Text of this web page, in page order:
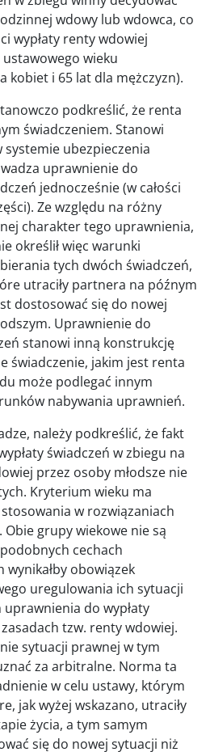
wdowy lub wdowca, co
wypłaty renty wdowiej
wieku
kobiet i 65 lat dla mężczyzn).
podkreślić, że renta
świadczeniem. Stanowi
ubezpieczenia
uprawnienie do
jednocześnie (w całości
Ze względu na różny
charakter tego uprawnienia,
określił więc warunki
tych dwóch świadczeń,
utraciły partnera na późnym
dostosować się do nowej
Uprawnienie do
stanowi inną konstrukcję
świadczenie, jakim jest renta
może podlegać innym
nabywania uprawnień.
należy podkreślić, że fakt
świadczeń w zbiegu na
przez osoby młodsze nie
Kryterium wieku ma
w rozwiązaniach
grupy wiekowe nie są
cechach
obowiązek
uregulowania ich sytuacji
do wypłaty
tzw. renty wdowiej.
sytuacji prawnej w tym
za arbitralne. Norma ta
w celu ustawy, którym
jak wyżej wskazano, utraciły
życia, a tym samym
się do nowej sytuacji niż